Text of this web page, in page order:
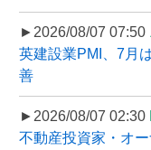
►2026/08/07 07:50
英建設業PMI、7月
善
►2026/08/07 02:30
不動産投資家・オ